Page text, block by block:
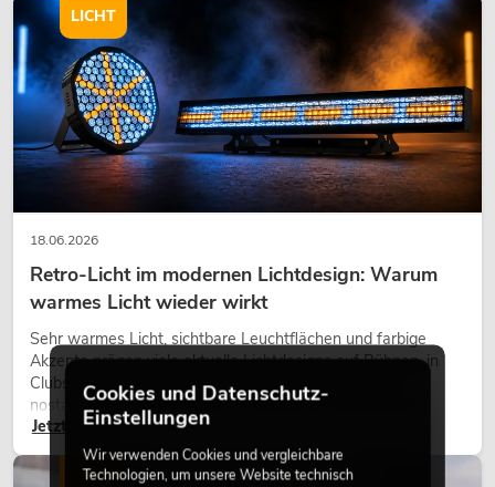
18.06.2026
Retro-Licht im modernen Lichtdesign: Warum
warmes Licht wieder wirkt
Sehr warmes Licht, sichtbare Leuchtflächen und farbige
Akzente prägen viele aktuelle Lichtdesigns auf Bühnen, in
Clubs und bei Events. Retro-Licht ist dabei kein rein
nostalgischer Effekt, sondern ein bewusst eingesetztes
Gestaltungsmittel: Es schafft Atmosphäre, gibt Szenen
Charakter und kann technische LED-Setups emotionaler
wirken lassen.
Jetzt lesen
LICHT
LICHT
Cookies und Datenschutz-
Einstellungen
Wir verwenden Cookies und vergleichbare
Technologien, um unsere Website technisch